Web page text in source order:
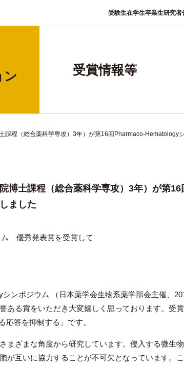
受験生在学生卒業生研究者
ン 受賞情報等
課程（総合薬科学専攻）3年）が第16回Pharmaco-Hematology
博士課程（総合薬科学専攻）3年）が第
ました
ム 優秀発表賞を受賞して
ンポジウム （日本薬学会生物系薬学部会主催、
ある賞をいただき大変嬉しく思っております。受
応答を抑制する」です。
まざまな角度から研究しています。侵入する微生
が互いに協力することが不可欠となっています。